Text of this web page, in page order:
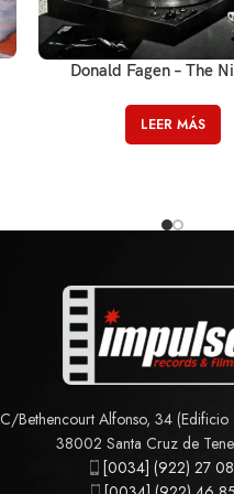
Donald Fagen – The
LEER MÁS
C/Bethencourt Alfonso, 34 (Edificio
38002 Santa Cruz de
[0034] (922) 27